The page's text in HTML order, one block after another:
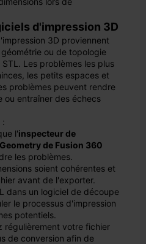
d'impression 3D
3D proviennent
ou de topologie
Les problèmes les plus
les petits espaces et
problèmes peuvent rendre
ou entraîner des échecs
:
l'inspecteur de
de Fusion 360
les problèmes.
soient cohérentes et
avant de l'exporter.
dans un logiciel de découpe
le processus d'impression
potentiels.
régulièrement votre fichier
de conversion afin de